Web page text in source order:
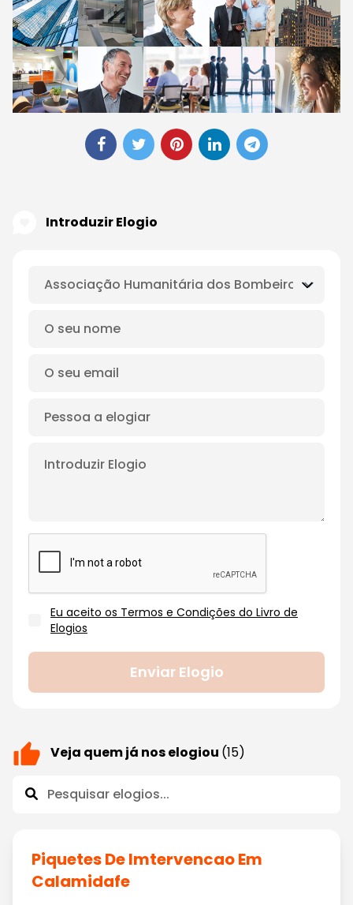
Veja quem já nos elogiou (15)
Piquetes De Imtervencao Em
Calamidafe
Introduzir Elogio
Eu aceito os Termos e Condições do Livro de
Elogios
Enviar Elogio